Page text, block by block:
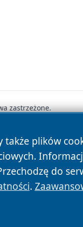
także plików
do
.
zastrzeżone.
Cookies